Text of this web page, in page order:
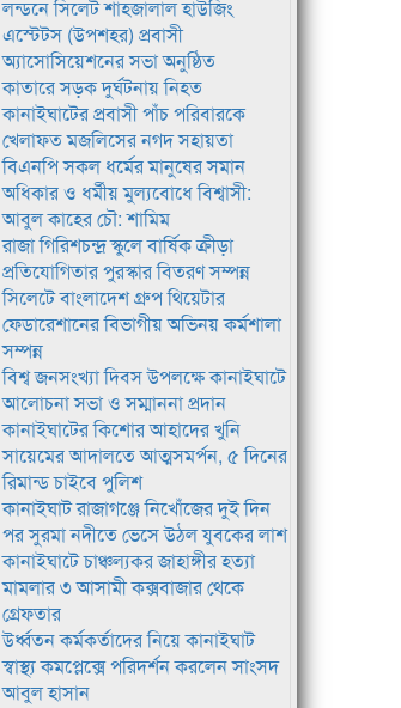
লন্ডনে সিলেট শাহজালাল হাউজিং
এস্টেটস (উপশহর) প্রবাসী
অ্যাসোসিয়েশনের সভা অনুষ্ঠিত
কাতারে সড়ক দুর্ঘটনায় নিহত
কানাইঘাটের প্রবাসী পাঁচ পরিবারকে
খেলাফত মজলিসের নগদ সহায়তা
বিএনপি সকল ধর্মের মানুষের সমান
অধিকার ও ধর্মীয় মুল্যবোধে বিশ্বাসী:
আবুল কাহের চৌ: শামিম
রাজা গিরিশচন্দ্র স্কুলে বার্ষিক ক্রীড়া
প্রতিযোগিতার পুরস্কার বিতরণ সম্পন্ন
সিলেটে বাংলাদেশ গ্রুপ থিয়েটার
ফেডারেশানের বিভাগীয় অভিনয় কর্মশালা
সম্পন্ন
বিশ্ব জনসংখ্যা দিবস উপলক্ষে কানাইঘাটে
আলোচনা সভা ও সম্মাননা প্রদান
কানাইঘাটের কিশোর আহাদের খুনি
সায়েমের আদালতে আত্মসমর্পন, ৫ দিনের
রিমান্ড চাইবে পুলিশ
কানাইঘাট রাজাগঞ্জে নিখোঁজের দুই দিন
পর সুরমা নদীতে ভেসে উঠল যুবকের লাশ
কানাইঘাটে চাঞ্চল্যকর জাহাঙ্গীর হত্যা
মামলার ৩ আসামী কক্সবাজার থেকে
গ্রেফতার
উর্ধ্বতন কর্মকর্তাদের নিয়ে কানাইঘাট
স্বাস্থ্য কমপ্লেক্সে পরিদর্শন করলেন সাংসদ
আবুল হাসান